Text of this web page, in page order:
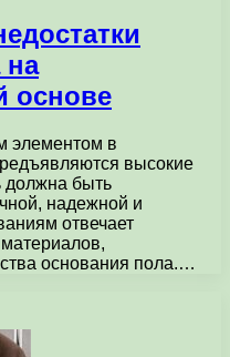
на
основе
элементом в
высокие
должна быть
надежной и
отвечает
основания пола.…